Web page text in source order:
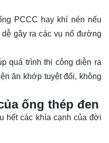
PCCC hay khí nén nếu
gây ra các vụ nổ đường
quá trình thi công diễn ra
ăn khớp tuyệt đối, không
ống thép đen
hết các khía cạnh của đời